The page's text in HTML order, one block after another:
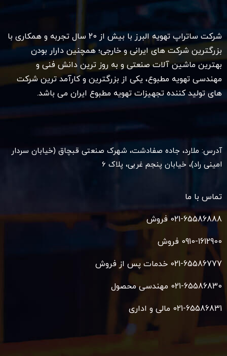
شرکت ساتراپ تهویه البرز با بیش از 20 سال تجربه و همکاری با
بزرگترین شرکت های ایرانی و خارجی؛ همچنین دارار بودن
بهترین ماشین آلات صنعتی و به روز ترین دانش فنی و
مهندسی تهویه مطبوع، یکی از بزرگترین و کارآمد ترین شرکت
های تولید کننده تجهیزات تهویه مطبوع ایران می باشد.
آدرس: ملارد، جاده صفادشت، شهرک صنعتی قبچاق (خیابان سردار
امینی راد)، خیابان پنجم غربی، پلاک 6
تماس با ما
021-65586888 فروش
0910-1612900 فروش
021-65586777 خدمات پس از فروش
021-65586830 مهندسی محصول
021-65586831 مالی و اداری